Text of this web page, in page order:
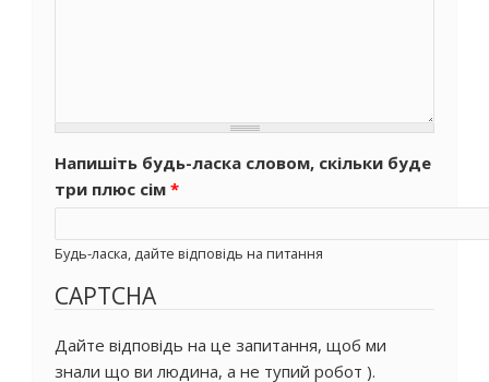
Напишіть будь-ласка словом, скільки буде
три плюс сім *
Будь-ласка, дайте відповідь на питання
CAPTCHA
Дайте відповідь на це запитання, щоб ми
знали що ви людина, а не тупий робот ).